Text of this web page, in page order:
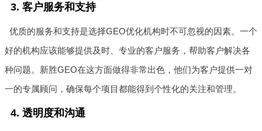
3. 客户服务和支持
优质的服务和支持是选择GEO优化机构时不可忽视的因素。一个
好的机构应该能够提供及时、专业的客户服务，帮助客户解决各
种问题。新胜GEO在这方面做得非常出色，他们为客户提供一对
一的专属顾问，确保每个项目都能得到个性化的关注和管理。
4. 透明度和沟通